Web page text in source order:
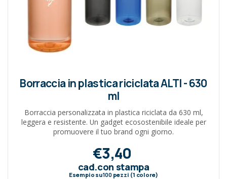
Borraccia in plastica riciclata ALTI - 630
ml
Borraccia personalizzata in plastica riciclata da 630 ml,
leggera e resistente. Un gadget ecosostenibile ideale per
promuovere il tuo brand ogni giorno.
€3,40
cad.con stampa
Esempio su100pezzi (1 colore)